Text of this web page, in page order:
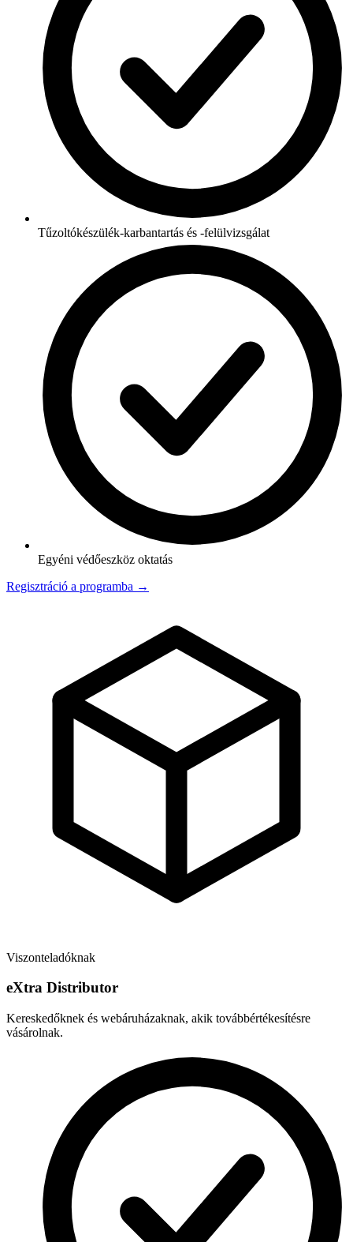
Tűzoltókészülék-karbantartás és -felülvizsgálat
Egyéni védőeszköz oktatás
Regisztráció a programba →
Viszonteladóknak
eXtra Distributor
Kereskedőknek és webáruházaknak, akik továbbértékesítésre
vásárolnak.